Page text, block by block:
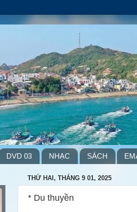
DVD 03 NHẠC SÁCH
THỨ HAI, THÁNG 9 01, 2025
* Du thuyền